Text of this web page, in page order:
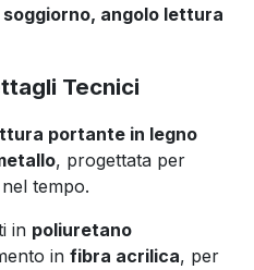
angolo lettura
Tecnici
portante in legno
, progettata per
tempo.
in poliuretano
in fibra acrilica, per